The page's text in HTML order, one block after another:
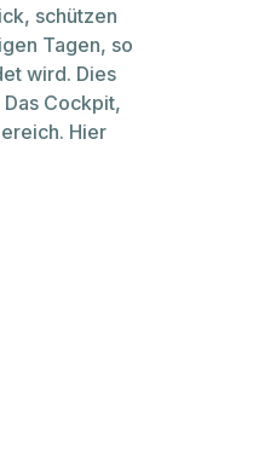
schützen
Tagen, so
wird. Dies
Cockpit,
Hier